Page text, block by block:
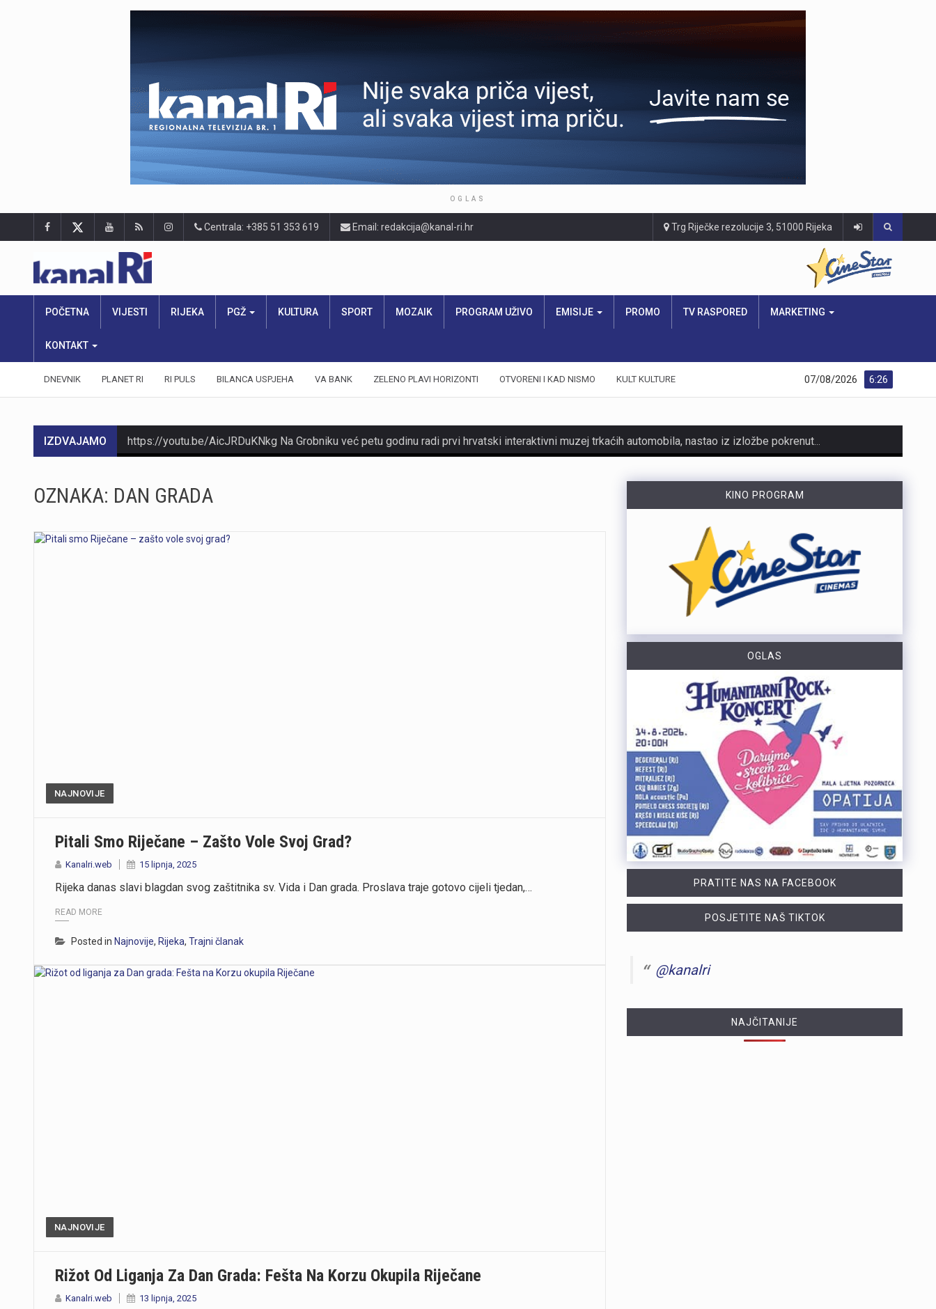
OGLAS
Centrala: +385 51 353 619 Email: redakcija@kanal-ri.hr Trg Riječke rezolucije 3, 51000 Rijeka
POČETNA VIJESTI RIJEKA PGŽ KULTURA SPORT MOZAIK PROGRAM UŽIVO EMISIJE PROMO TV RASPORED MARKETING
KONTAKT
DNEVNIK PLANET RI RI PULS BILANCA USPJEHA VA BANK ZELENO PLAVI HORIZONTI OTVORENI I KAD NISMO KULT KULTURE 6:26
07/08/2026
IZDVAJAMO
https://youtu.be/Ms7A82drFtA
https://youtu.be/mldUU0Knk1Y U prometnoj nesreći u Rijeci teško je ozlijeđena 75-godišnja pješakinja, dok je 80-godišnji pješak prošao s lakšim ozljedama. Na njih je na pješačkom prijelazu naletio autobus kojim je upravljao 54-godišnji vozač. Nesreća se dogodila u utorak, 4. kolovoza, oko 18 sati na raskrižju Ulice Ivana Zajca i Ribarske ulice.
https://youtu.be/TrD_YDDOMIw Nogometaši Rijeke večeras u 20 sati i 45 minuta na stadionu Rujevica igraju utakmicu trećeg kola kvalifikacija za Konferencijsku ligu protiv finskog Ilvesa. Trener Matjaž Kek i igrač Branko Pavić naglašavaju kako u Europi nema mjesta za prosječnost te da ih očekuje teška utakmica protiv suparnika koji se dobro brani i kvalitetno izlazi u tranziciju. Cilj Rijeke je ostvariti što veću rezultatsku razliku u susretu koji traje najmanje 180 minuta. Više u videoprilogu:
Turistička zajednica Kvarnera pokrenula je novi video serijal pod nazivom Nona Chef. Projekt se temelji na receptima koji se prenose generacijama. Nastali su od lokalnih namirnica iz mora, s otoka, iz gorja i vrtova. Cilj projekta je očuvanje kvarnerske gastronomske baštine. Recepti trebaju ostati dio svakodnevice novih generacija. Serijal upoznaje gledatelje s autentičnim kvarnerskim nonama. Prikazuje njihove obiteljske recepte i priče. Uz recepte, video susreti donose mirise domaće kuhinje. Važan dio serijala čine i lokalni dijalekti. Epizode donose izvorne izraze, sjećanja i životne priče. Svaka nova epizoda predstavlja novi recept i novo lice Kvarnera. Godina Europske regije gastronomije bila je povod za projekt. "Nadamo se da će naše none – i poneki nono - mnogima biti najljepši poziv da posjete Kvarner i upoznaju ga kroz njegove okuse", izjavila je Marijana Kalčić. Direktorica TZ Kvarnera ističe važnost ove priče. Projekt dočarava običaje i način života regije. Najave na društvenim mrežama već imaju pozitivne komentare. Publika time pokazuje da cijeni autentične priče.Serijal se može pratiti na digitalnim kanalima TZ Kvarnera. Prvi video i najava dostupni su na Instagram profilu. Poveznice na najavu serijala Nona Chef i na prvi video: https://www.instagram.com/p/DbsDD-KsUCJ/
U razdoblju od 1. do 5. kolovoza na području Policijske uprave primorsko-goranske zabilježeno je devet provalnih krađa u domove, od kojih su tri ostale u pokušaju. Kaznena djela počinjena su u centru Rijeke, na Trsatu, na području općine Čavle te na otocima Rabu i Krku. Nepoznati počinitelji su iz stambenih objekata otuđili novac, nakit i satove. Ukupna materijalna šteta procjenjuje se na više desetaka tisuća eura. Policijski službenici intenzivno tragaju za počiniteljima i otuđenim predmetima, a građanima donosimo službene savjete za zaštitu domova. Mehanička i tehnička zaštita Kvalitetna stolarija i brave: Ugradite protuprovalna vrata s kvalitetnim cilindrom i višestrukim zaključavanjem. Postavite dodatne zasune na prozore i balkonska vrata. Rasvjeta na senzor: Postavite senzorsku vanjsku rasvjetu ispred ulaza, u dvorištu i na balkonima jer provalnici izbjegavaju osvijetljena mjesta. Alarm i videonadzor: Vidljivo postavljene kamere i naljepnice upozorenja o alarmu djeluju kao snažan odvraćajući faktor. Svakodnevne navike Uvijek zaključavajte vrata: Zaključajte ulazna vrata i zatvorite prozore čak i kada odlazite na samo nekoliko minuta. Bez skrivenih ključeva: Nikada ne ostavljajte ključeve ispod otirača, u teglama za cvijeće ili iznad vrata. Provjera identiteta: Ne otvarajte vrata nepoznatim osobama dok ne utvrdite tko su Savjeti za dulja izbivanja i putovanja Stvorite privid prisutnosti: Zamolite…
OZNAKA: DAN GRADA
NAJNOVIJE
Pitali Smo Riječane – Zašto Vole Svoj Grad?
Kanalri.web 15 lipnja, 2025
Rijeka danas slavi blagdan svog zaštitnika sv. Vida i Dan grada. Proslava traje gotovo cijeli tjedan,…
READ MORE
Posted in Najnovije, Rijeka, Trajni članak
NAJNOVIJE
Rižot Od Liganja Za Dan Grada: Fešta Na Korzu Okupila Riječane
Kanalri.web 13 lipnja, 2025
KINO PROGRAM
OGLAS
PRATITE NAS NA FACEBOOK
POSJETITE NAŠ TIKTOK
@kanalri
NAJČITANIJE